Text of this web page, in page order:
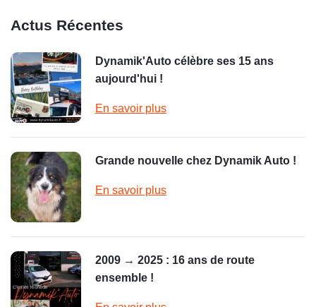
Actus Récentes
Dynamik'Auto célèbre ses 15 ans
aujourd'hui !
En savoir plus
Grande nouvelle chez Dynamik Auto !
En savoir plus
2009 → 2025 : 16 ans de route
ensemble !